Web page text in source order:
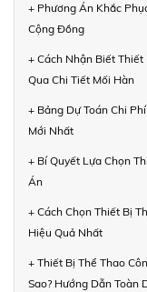
+ Phương Án Khắc
Cộng Đồng
+ Cách Nhận Biết
Qua Chi Tiết Mối Hàn
+ Bảng Dự Toán Chi
Mới Nhất
+ Bí Quyết Lựa Chọn
Án
+ Cách Chọn Thiết Bị
Hiệu Quả Nhất
+ Thiết Bị Thể Thao
Sao? Hướng Dẫn Toàn